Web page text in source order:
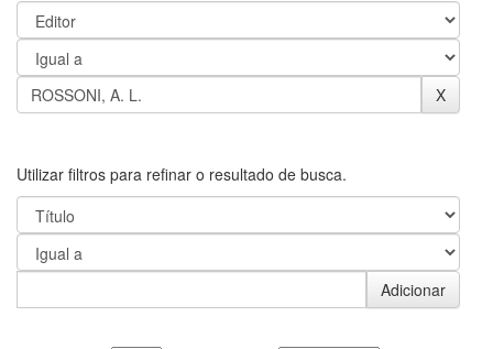
Utilizar filtros para refinar o resultado de busca.